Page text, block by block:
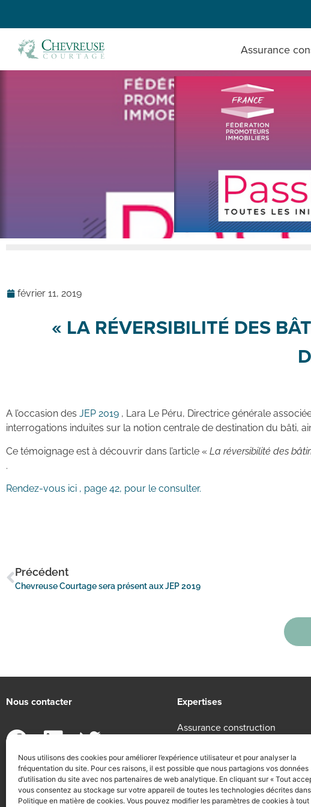
Nous utilisons des cookies pour améliorer l’expérience utilisateur et pour analyser la
fréquentation du site. Pour ces raisons, il est possible que nous partagions vos données
d’utilisation du site avec nos partenaires de web analytique. En cliquant sur « Tout
vous consentez au stockage sur votre appareil de toutes les technologies décrites
Politique en matière de cookies. Vous pouvez modifier les paramètres de cookies à tout
Assurance
février 11, 2019
« LA RÉVERSIBILITÉ DES
A l’occasion des JEP 2019 , Lara Le Péru, Directrice générale
interrogations induites sur la notion centrale de destination du bâti,
Ce témoignage est à découvrir dans l’article « La réversibilité des
.
Rendez-vous ici , page 42, pour le consulter.
Précédent
Chevreuse Courtage sera présent aux JEP 2019
Nous contacter
13/15 rue Chateaubriand, 75008 Paris
01 58 62 52 10
contact@chevreuse-courtage.com
Expertises
Assurance construction
Protection sociale